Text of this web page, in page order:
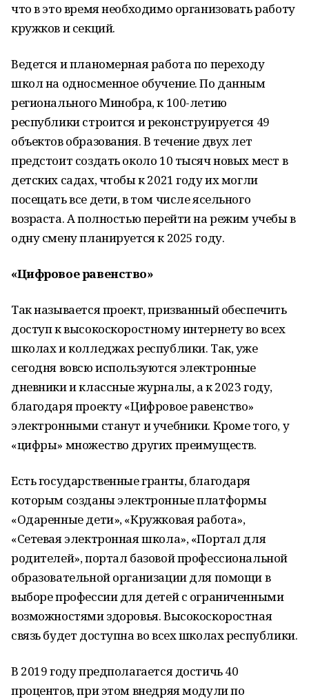
что в это время необходимо организовать работу
кружков и секций.
Ведется и планомерная работа по переходу
школ на односменное обучение. По данным
регионального Минобра, к 100-летию
республики строится и реконструируется 49
объектов образования. В течение двух лет
предстоит создать около 10 тысяч новых мест в
детских садах, чтобы к 2021 году их могли
посещать все дети, в том числе ясельного
возраста. А полностью перейти на режим учебы в
одну смену планируется к 2025 году.
«Цифровое равенство»
Так называется проект, призванный обеспечить
доступ к высокоскоростному интернету во всех
школах и колледжах республики. Так, уже
сегодня вовсю используются электронные
дневники и классные журналы, а к 2023 году,
благодаря проекту «Цифровое равенство»
электронными станут и учебники. Кроме того, у
«цифры» множество других преимуществ.
Есть государственные гранты, благодаря
которым созданы электронные платформы
«Одаренные дети», «Кружковая работа»,
«Сетевая электронная школа», «Портал для
родителей», портал базовой профессиональной
образовательной организации для помощи в
выборе профессии для детей с ограниченными
возможностями здоровья. Высокоскоростная
связь будет доступна во всех школах республики.
В 2019 году предполагается достичь 40
процентов, при этом внедряя модули по